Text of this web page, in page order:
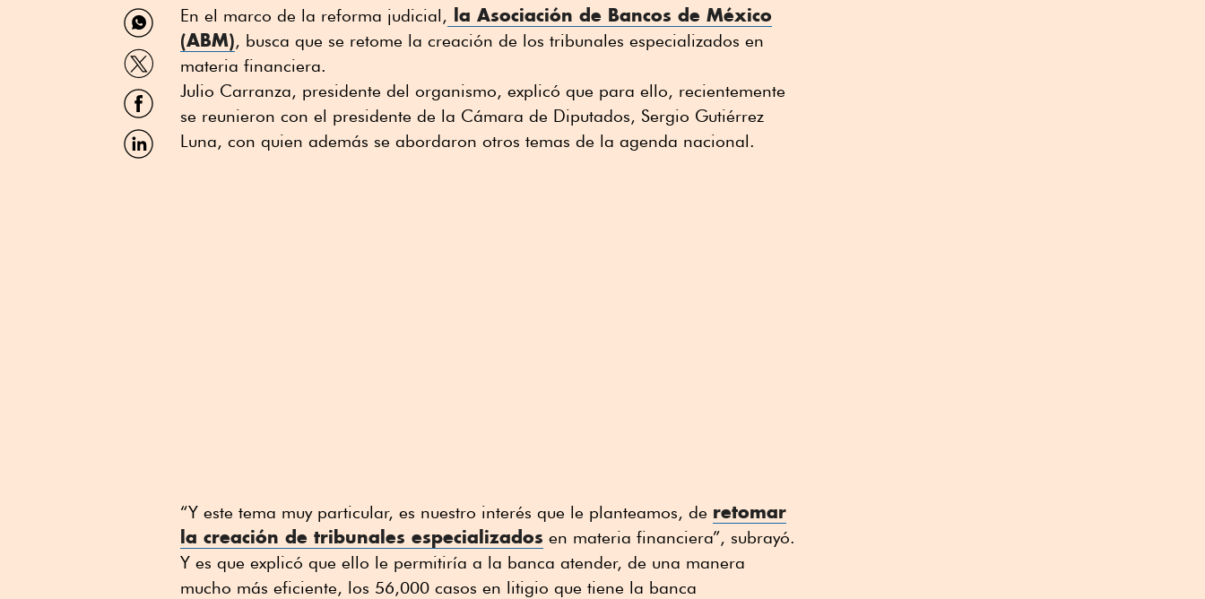
Compartir
por
WhatsApp
Compartir
por
Twitter
Compartir
por
Facebook
Compartir
por
En el marco de la reforma judicial, la Asociación de Bancos de México
(ABM), busca que se retome la creación de los tribunales especializados en
materia financiera.
Julio Carranza, presidente del organismo, explicó que para ello, recientemente
se reunieron con el presidente de la Cámara de Diputados, Sergio Gutiérrez
Luna, con quien además se abordaron otros temas de la agenda nacional.
“Y este tema muy particular, es nuestro interés que le planteamos, de retomar
la creación de tribunales especializados en materia financiera”, subrayó.
Y es que explicó que ello le permitiría a la banca atender, de una manera
mucho más eficiente, los 56,000 casos en litigio que tiene la banca